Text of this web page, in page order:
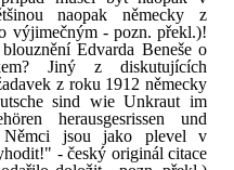
naopak německy z
výjimečným - pozn. překl.)!
Edvarda Beneše o
Jiný z diskutujících
z roku 1912 německy
sind wie Unkraut im
herausgesrissen und
Němci jsou jako plevel v
- český originál citace